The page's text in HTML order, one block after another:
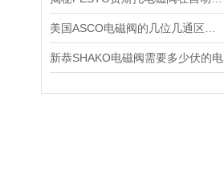
新恭SHAKO电磁阀需要多少伏的电